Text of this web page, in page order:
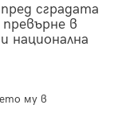
сградата
в
национална
му в